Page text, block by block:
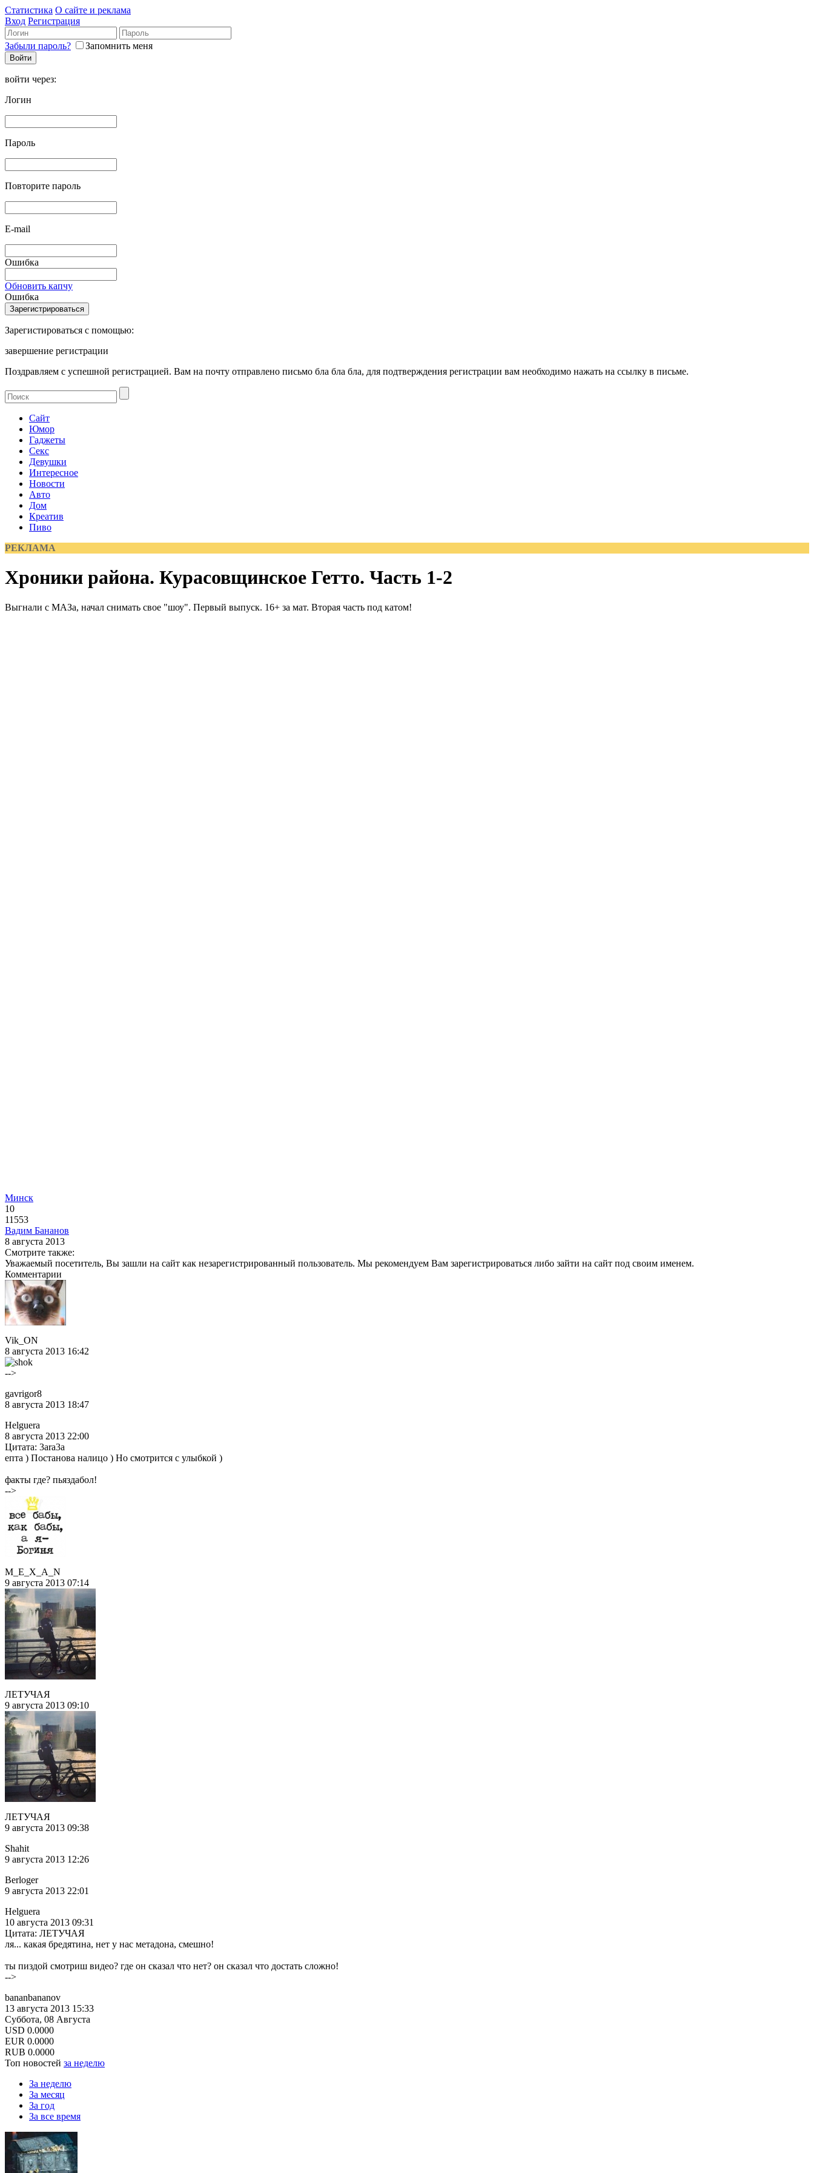
Статистика О сайте и реклама
Вход Регистрация
Забыли пароль? Запомнить меня
войти через:
Логин
Пароль
Повторите пароль
E-mail
Ошибка
Обновить капчу
Ошибка
Зарегистироваться с помощью:
завершение регистрации
Поздравляем с успешной регистрацией. Вам на почту отправлено письмо бла бла бла, для подтверждения регистрации вам необходимо нажать на ссылку в письме.
Сайт
Юмор
Гаджеты
Секс
Девушки
Интересное
Новости
Авто
Дом
Креатив
Пиво
РЕКЛАМА
Хроники района. Курасовщинское Гетто. Часть 1-2
Выгнали с МАЗа, начал снимать свое "шоу". Первый выпуск. 16+ за мат. Вторая часть под катом!
Минск
10
11553
Вадим Бананов
8 августа 2013
Смотрите также:
Уважаемый посетитель, Вы зашли на сайт как незарегистрированный пользователь. Мы рекомендуем Вам зарегистрироваться либо зайти на сайт под своим именем.
Комментарии
Vik_ON
8 августа 2013 16:42
-->
gavrigor8
8 августа 2013 18:47
Helguera
8 августа 2013 22:00
Цитата: 3ara3a
епта ) Постанова налицо ) Но смотрится с улыбкой )
факты где? пьяздабол!
-->
M_E_X_A_N
9 августа 2013 07:14
ЛЕТУЧАЯ
9 августа 2013 09:10
ЛЕТУЧАЯ
9 августа 2013 09:38
Shahit
9 августа 2013 12:26
Berloger
9 августа 2013 22:01
Helguera
10 августа 2013 09:31
Цитата: ЛЕТУЧАЯ
ля... какая бредятина, нет у нас метадона, смешно!
ты пиздoй смотриш видео? где он сказал что нет? он сказал что достать сложно!
-->
bananbananov
13 августа 2013 15:33
Суббота, 08 Августа
USD 0.0000
EUR 0.0000
RUB 0.0000
Топ новостей за неделю
За неделю
За месяц
За год
За все время